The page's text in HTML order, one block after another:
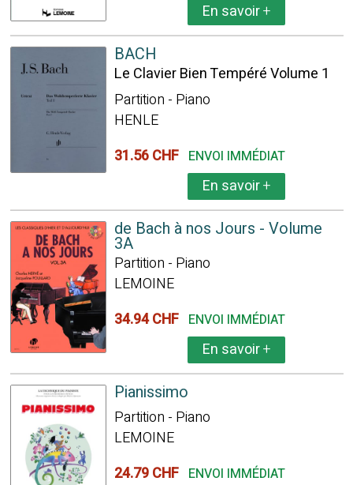
En savoir+
BACH
Le Clavier Bien Tempéré Volume 1
Partition - Piano
HENLE
31.56 CHF ENVOI IMMÉDIAT
En savoir+
de Bach à nos Jours - Volume
3A
Partition - Piano
LEMOINE
34.94 CHF ENVOI IMMÉDIAT
En savoir+
Pianissimo
Partition - Piano
LEMOINE
24.79 CHF ENVOI IMMÉDIAT